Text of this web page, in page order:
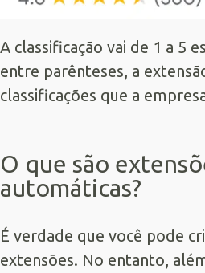
A classificação vai de 1 a 5
entre parênteses, a
classificações que a
O que são
automáticas?
É verdade que você pode
extensões. No entanto,